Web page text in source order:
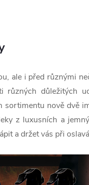
ale i před různými
různých důležitých
sortimentu nově dvě
z luxusních a
a držet vás při